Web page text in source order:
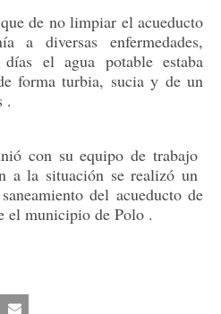
de no limpiar el acueducto
a diversas enfermedades,
el agua potable estaba
forma turbia, sucia y de un
.
con su equipo de trabajo
a la situación se realizó un
del acueducto de
el municipio de Polo .